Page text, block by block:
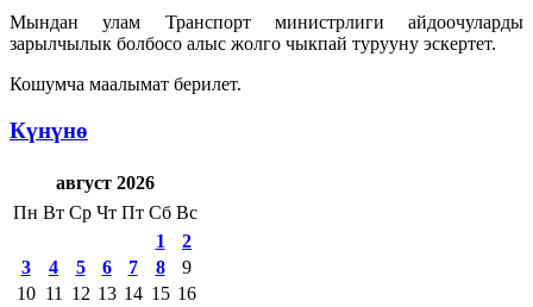
Мындан улам Транспорт министрлиги айдоочуларды
зарылчылык болбосо алыс жолго чыкпай турууну эскертет.
Кошумча маалымат берилет.
Күнүнө
август 2026
Пн Вт Ср Чт Пт Сб Вс
1
2
3
4 5 6 7 8
9
10 11 12 13 14 15 16